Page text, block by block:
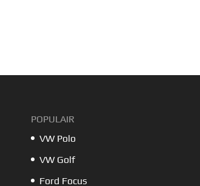
POPULAIR
VW Polo
VW Golf
Ford Focus